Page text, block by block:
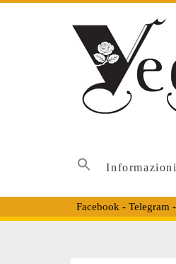
Informazioni
Facebook - Telegram -